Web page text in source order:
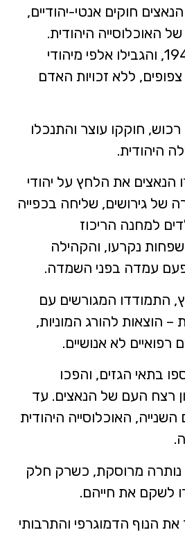
חוקים אנטי-יהודיים,
האוכלוסייה היהודית.
גטאות הוקמו ב-1942, והגבילו אלפי מיהודי
צפופים, ללא זכויות האדם
חוקקו עוצר והתנכלו
היהודית.
הגבירו הנאצים את הלחץ על יהודי
של גירושים, שליחה בכפייה
למחנה הריכוז
נקרעו, והקהילה
עמדה בפני השמדה.
התמודדו המגורשים עם
– הוצאות להורג המוניות,
רפואיים לא אנושיים.
בתאי הגזים, והפכו
רצח העם של הנאצים. עד
האוכלוסייה היהודית
מרוסקת, כשרק חלק
לשקם את חייהם.
הנוף הדמוגרפי והתרבותי